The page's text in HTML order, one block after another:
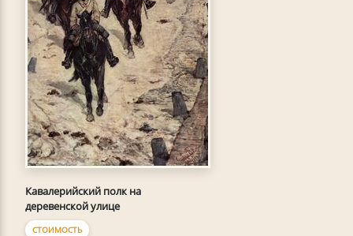
Кавалерийский полк на
деревенской улице
СТОИМОСТЬ